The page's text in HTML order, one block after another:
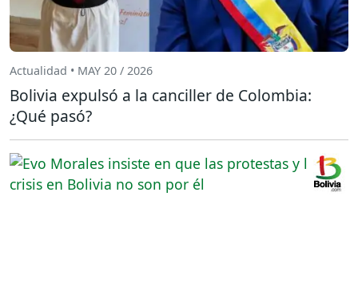
Actualidad • MAY 20 / 2026
Bolivia expulsó a la canciller de Colombia:
¿Qué pasó?